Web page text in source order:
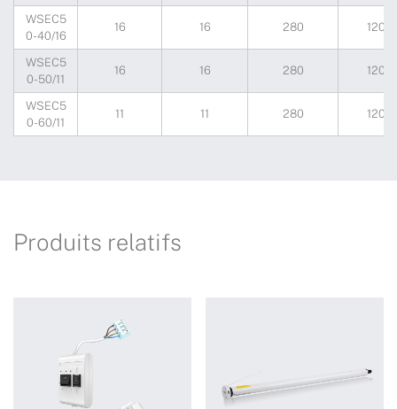
WSEC5
0-40/16
16 16 280 120
WSEC5
0-50/11
16 16 280 120
WSEC5
0-60/11
11 11 280 120
Produits relatifs